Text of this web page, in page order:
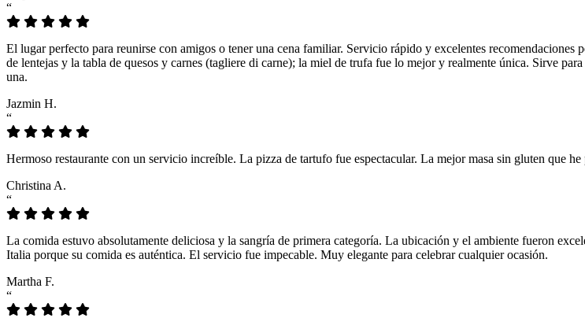
“
El lugar perfecto para reunirse con amigos o tener una cena familiar. Servicio rápido y excelentes
de lentejas y la tabla de quesos y carnes (tagliere di carne); la miel de trufa fue lo mejor y realmente única. Sirve
una.
Jazmin H.
“
Hermoso restaurante con un servicio increíble. La pizza de tartufo fue espectacular. La mejor masa sin gluten que he
Christina A.
“
La comida estuvo absolutamente deliciosa y la sangría de primera categoría. La ubicación y el ambiente fueron
Italia porque su comida es auténtica. El servicio fue impecable. Muy elegante para celebrar cualquier ocasión.
Martha F.
“